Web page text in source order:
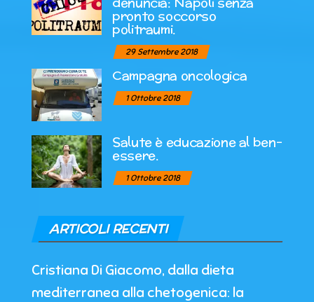
pronto soccorso
politraumi.
29 Settembre 2018
Campagna oncologica
1 Ottobre 2018
Salute è educazione al ben-
essere.
1 Ottobre 2018
ARTICOLI RECENTI
Cristiana Di Giacomo, dalla dieta
mediterranea alla chetogenica: la